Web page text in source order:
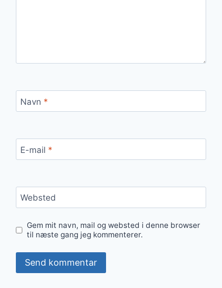
Navn *
E-mail *
Websted
Gem mit navn, mail og websted i denne browser
til næste gang jeg kommenterer.